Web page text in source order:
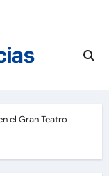
el Gran Teatro